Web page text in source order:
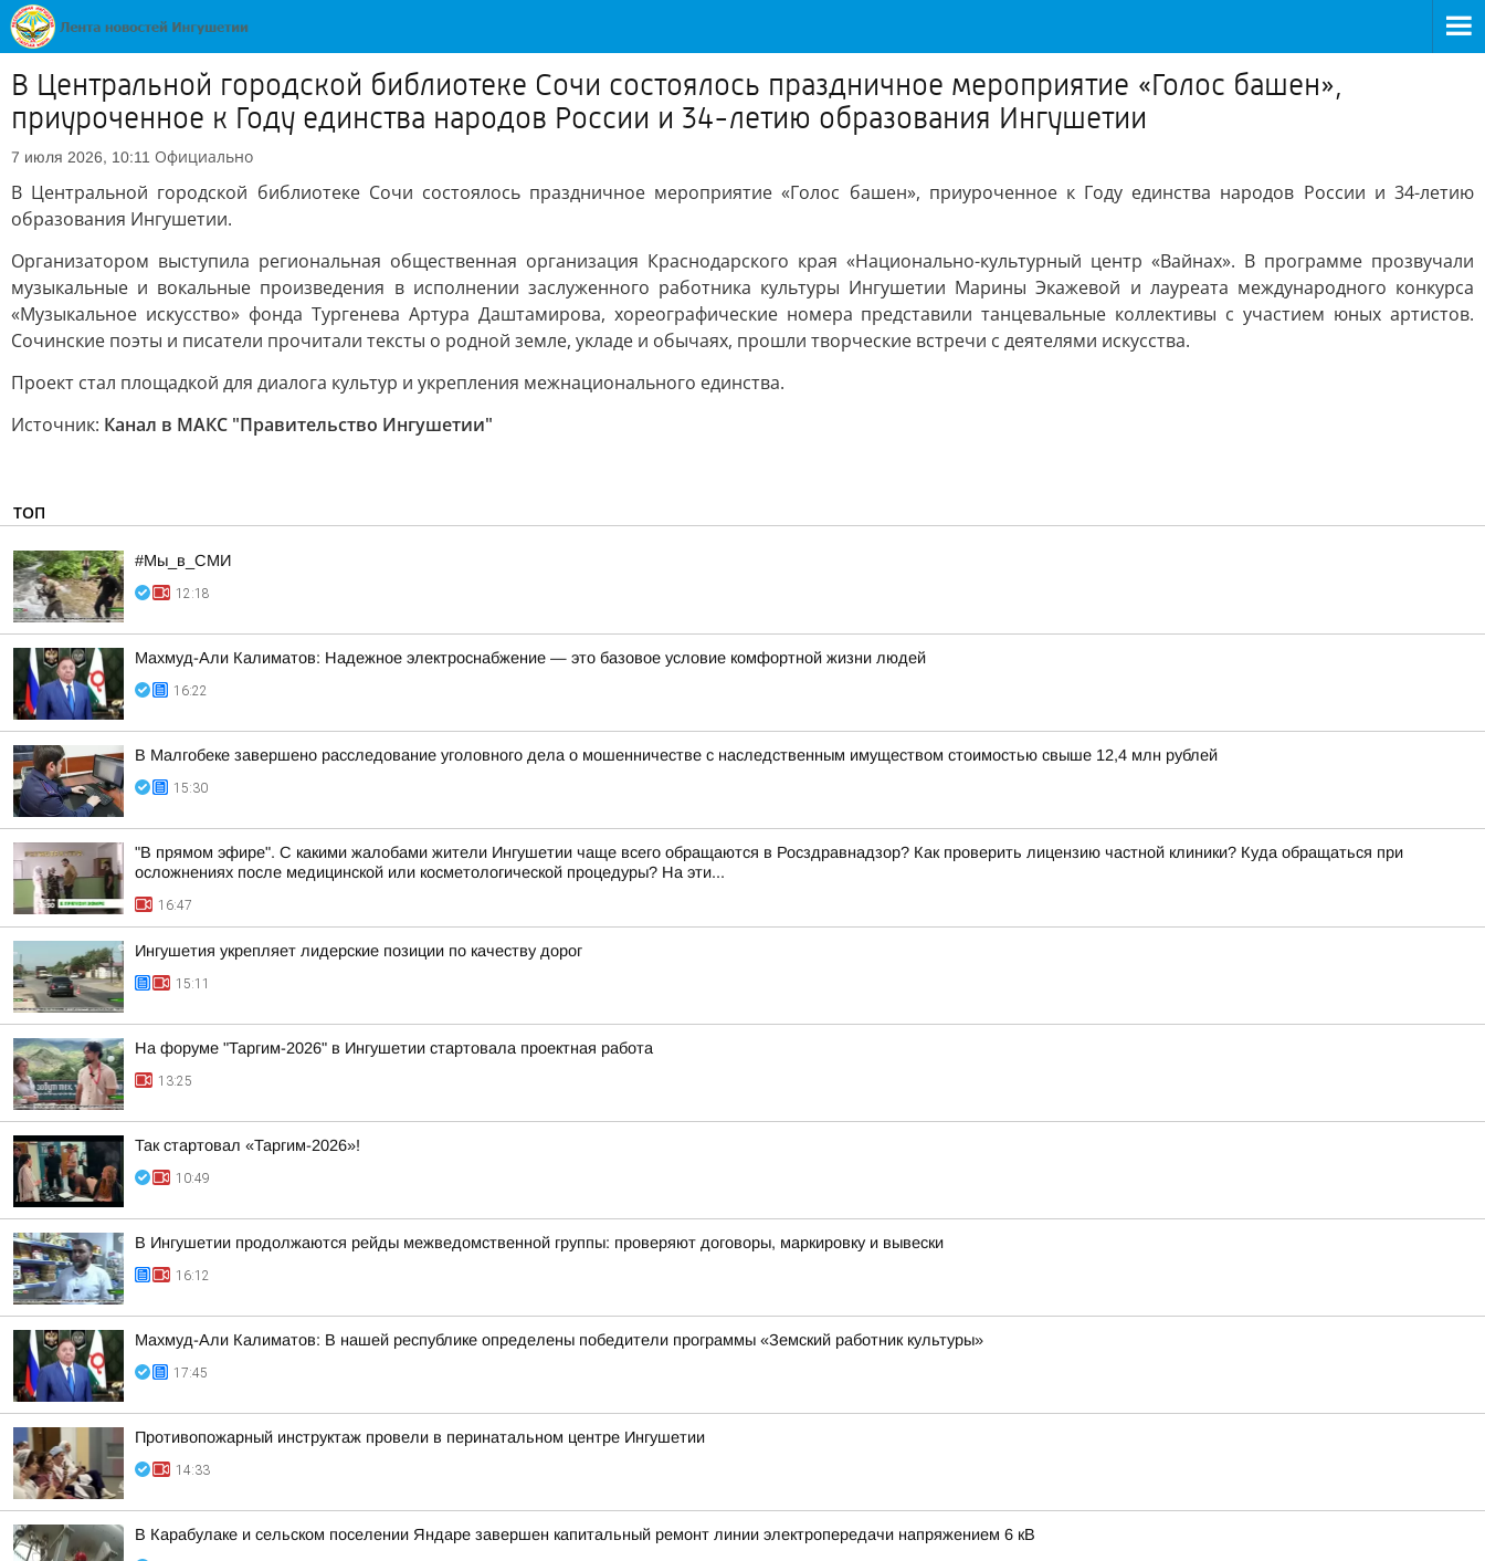
В Центральной городской библиотеке Сочи состоялось праздничное мероприятие «Голос башен»,
приуроченное к Году единства народов России и 34-летию образования Ингушетии
7 июля 2026, 10:11 Официально
В Центральной городской библиотеке Сочи состоялось праздничное мероприятие «Голос башен», приуроченное к Году единства народов России и 34-летию
образования Ингушетии.
Организатором выступила региональная общественная организация Краснодарского края «Национально-культурный центр «Вайнах». В программе прозвучали
музыкальные и вокальные произведения в исполнении заслуженного работника культуры Ингушетии Марины Экажевой и лауреата международного конкурса
«Музыкальное искусство» фонда Тургенева Артура Даштамирова, хореографические номера представили танцевальные коллективы с участием юных артистов.
Сочинские поэты и писатели прочитали тексты о родной земле, укладе и обычаях, прошли творческие встречи с деятелями искусства.
Проект стал площадкой для диалога культур и укрепления межнационального единства.
Источник: Канал в МАКС "Правительство Ингушетии"
ТОП
#Мы_в_СМИ
12:18
Махмуд-Али Калиматов: Надежное электроснабжение — это базовое условие комфортной жизни людей
16:22
В Малгобеке завершено расследование уголовного дела о мошенничестве с наследственным имуществом стоимостью свыше 12,4 млн рублей
15:30
"В прямом эфире". С какими жалобами жители Ингушетии чаще всего обращаются в Росздравнадзор? Как проверить лицензию частной клиники? Куда обращаться при
осложнениях после медицинской или косметологической процедуры? На эти...
16:47
Ингушетия укрепляет лидерские позиции по качеству дорог
15:11
На форуме "Таргим-2026" в Ингушетии стартовала проектная работа
13:25
Так стартовал «Таргим-2026»!
10:49
В Ингушетии продолжаются рейды межведомственной группы: проверяют договоры, маркировку и вывески
16:12
Махмуд-Али Калиматов: В нашей республике определены победители программы «Земский работник культуры»
17:45
Противопожарный инструктаж провели в перинатальном центре Ингушетии
14:33
В Карабулаке и сельском поселении Яндаре завершен капитальный ремонт линии электропередачи напряжением 6 кВ